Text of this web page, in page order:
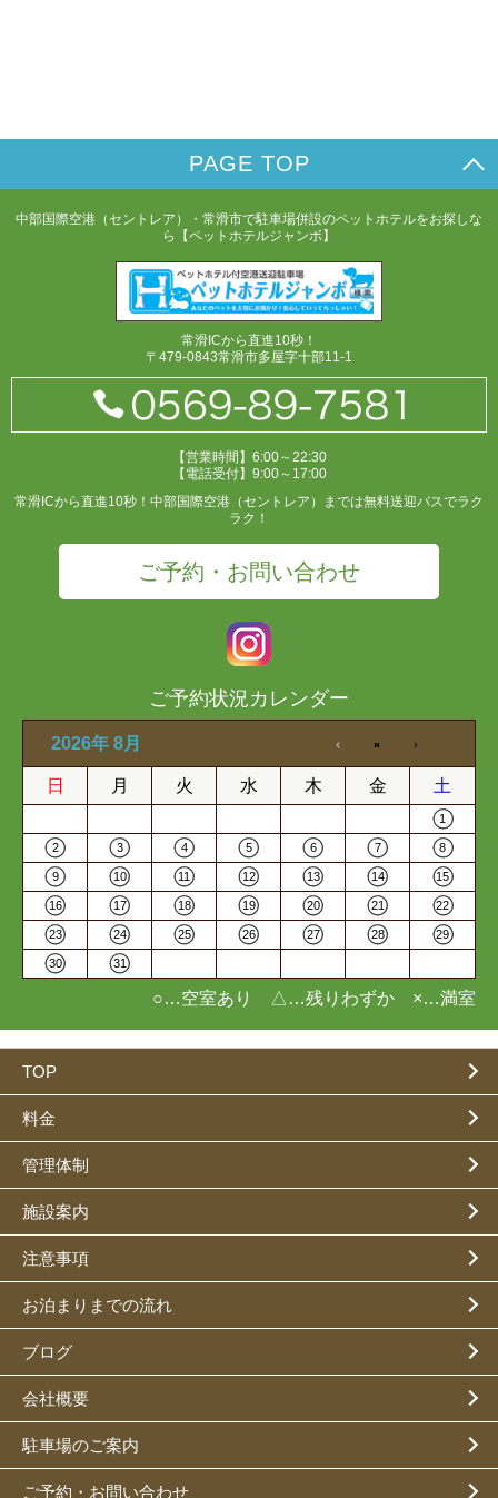
PAGE TOP
中部国際空港（セントレア）・常滑市で駐車場併設のペットホテルをお探しな
ら【ペットホテルジャンボ】
常滑ICから直進10秒！
〒479-0843常滑市多屋字十部11-1
【営業時間】6:00～22:30
【電話受付】9:00～17:00
常滑ICから直進10秒！中部国際空港（セントレア）までは無料送迎バスでラク
ラク！
ご予約・お問い合わせ
ご予約状況カレンダー
2026年 8月
日 月 火 水 木 金 土
1
2 3 4 5 6 7 8
9 10 11 12 13 14 15
16 17 18 19 20 21 22
23 24 25 26 27 28 29
30 31
○…空室あり △…残りわずか ×…満室
TOP
料金
管理体制
施設案内
注意事項
お泊まりまでの流れ
ブログ
会社概要
駐車場のご案内
ご予約・お問い合わせ